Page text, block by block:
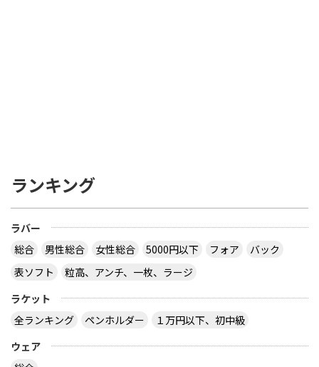
ランキング
ラバー
総合
男性総合 女性総合 5000円以下 フォア
バック
表ソフト
粒高、アンチ、一枚、ラージ
ラケット
全ランキング
ペンホルダー
１万円以下、初中級
ウェア